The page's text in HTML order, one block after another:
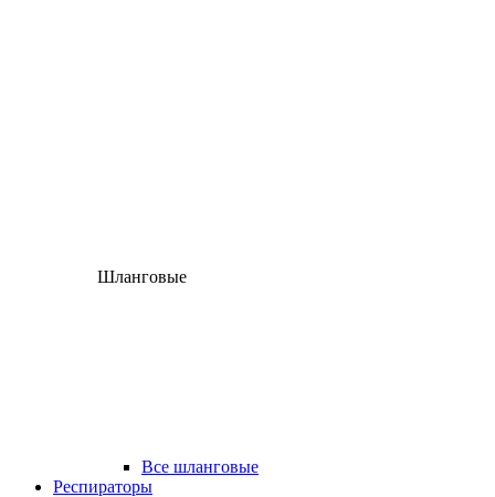
Шланговые
Все шланговые
Респираторы